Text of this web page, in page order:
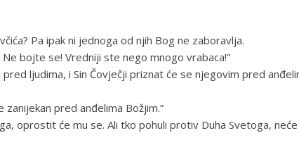
Pa ipak ni jednoga od njih Bog ne zaboravlja.
bojte se! Vredniji ste nego mnogo vrabaca!”
ljudima, i Sin Čovječji priznat će se njegovim pred
pred anđelima Božjim.”
oprostit će mu se. Ali tko pohuli protiv Duha Svetoga,